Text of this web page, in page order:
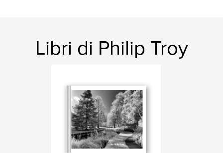
Libri di Philip Troy